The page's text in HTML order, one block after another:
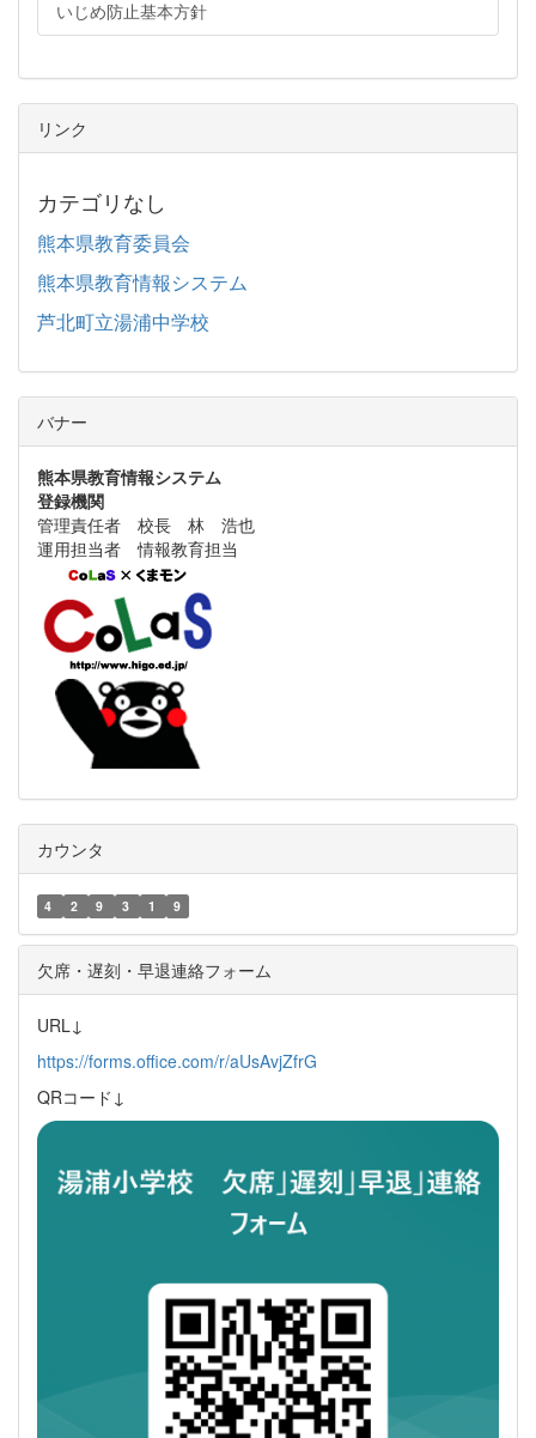
いじめ防止基本方針
リンク
カテゴリなし
熊本県教育委員会
熊本県教育情報システム
芦北町立湯浦中学校
バナー
熊本県教育情報システム
登録機関
管理責任者 校長 林 浩也
運用担当者 情報教育担当
カウンタ
4 2 9 3 1 9
欠席・遅刻・早退連絡フォーム
URL↓
https://forms.office.com/r/aUsAvjZfrG
QRコード↓